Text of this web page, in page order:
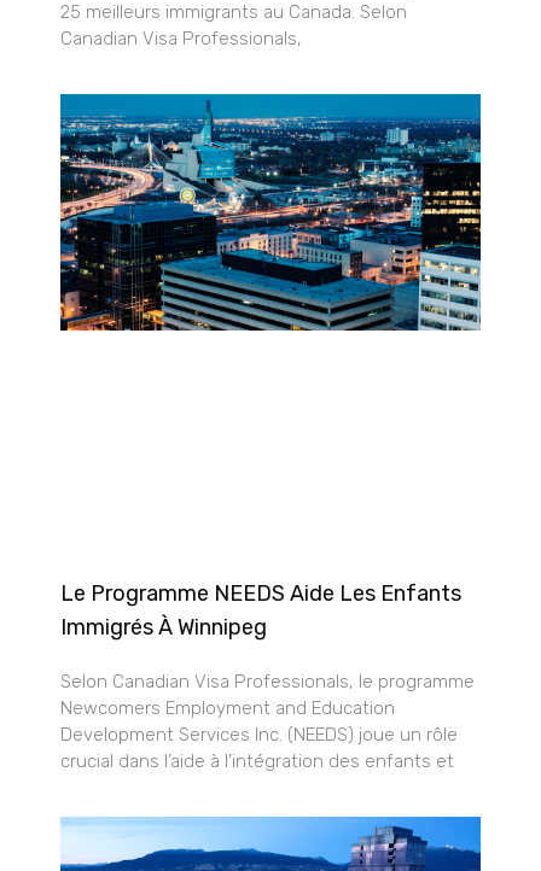
25 meilleurs immigrants au Canada. Selon
Canadian Visa Professionals,
Le Programme NEEDS Aide Les Enfants
Immigrés À Winnipeg
Selon Canadian Visa Professionals, le programme
Newcomers Employment and Education
Development Services Inc. (NEEDS) joue un rôle
crucial dans l’aide à l’intégration des enfants et